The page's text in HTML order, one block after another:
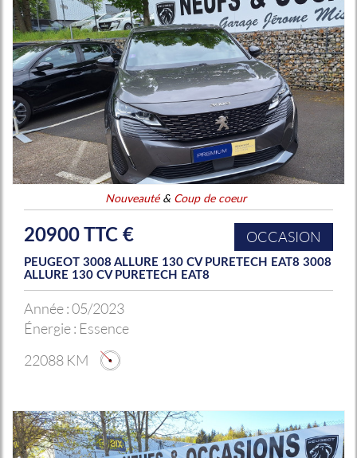
Nouveauté& Coup de coeur
20900 TTC € OCCASION
PEUGEOT 3008 ALLURE 130 CV PURETECH EAT8 3008
ALLURE 130 CV PURETECH EAT8
Année :05/2023
Énergie : Essence
22088 KM